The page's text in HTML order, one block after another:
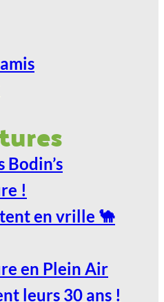
ESPACE
ROANNE
Grandeur
Bodin’s
!
en vrille 🐪
en Plein Air
leurs 30 ans !